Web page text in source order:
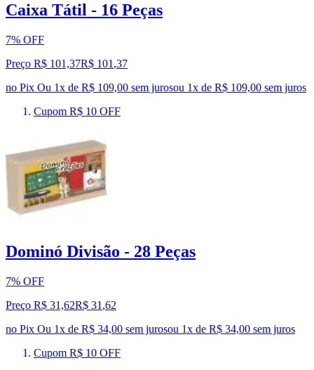
Caixa Tátil - 16 Peças
7% OFF
Preço R$ 101,37R$ 101 ,37
no Pix Ou 1x de R$ 109,00 sem jurosou 1x de R$ 109,00 sem juros
Cupom R$ 10 OFF
Dominó Divisão - 28 Peças
7% OFF
Preço R$ 31,62R$ 31 ,62
no Pix Ou 1x de R$ 34,00 sem jurosou 1x de R$ 34,00 sem juros
Cupom R$ 10 OFF